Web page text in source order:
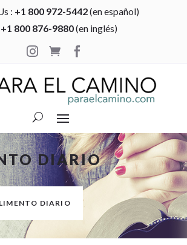
: +1 800 972-5442(en español)
+1 800 876-9880(en inglés)

 
DIARIO
DIARIO